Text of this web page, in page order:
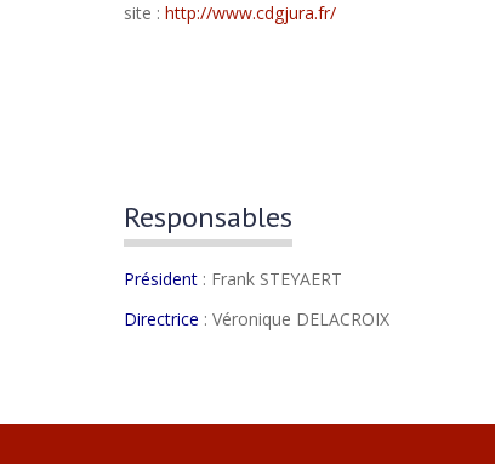
site : http://www.cdgjura.fr/
Responsables
Président : Frank STEYAERT
Directrice : Véronique DELACROIX